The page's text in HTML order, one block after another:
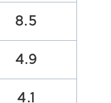
8.5
4.9
4.1